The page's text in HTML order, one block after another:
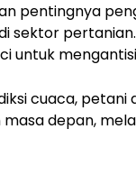
pentingnya
sektor
untuk
cuaca,
depan,